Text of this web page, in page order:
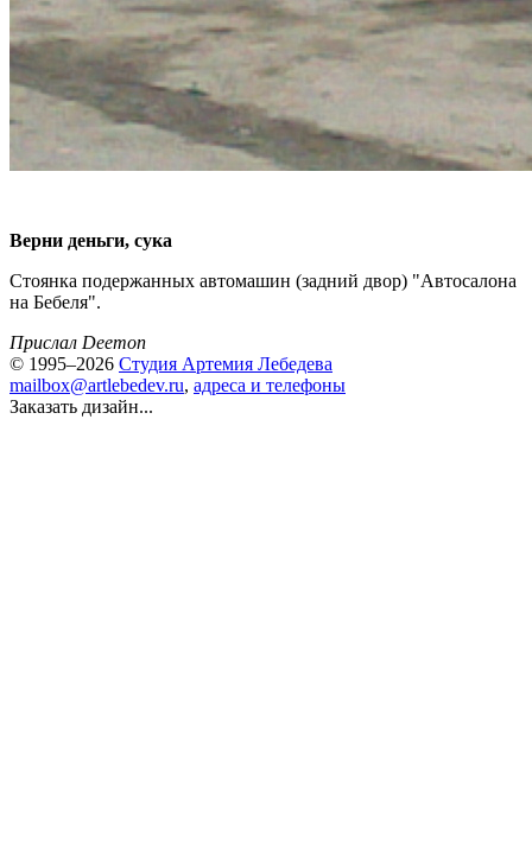
Верни деньги, сука
Стоянка подержанных автомашин (задний двор) "Автосалона
на Бебеля".
Прислал Deemon
© 1995–2026 Студия Артемия Лебедева
mailbox@artlebedev.ru, адреса и телефоны
Заказать дизайн...